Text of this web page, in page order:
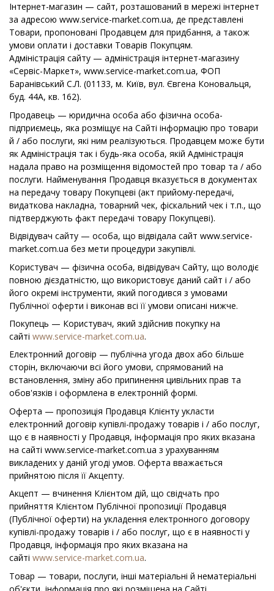
Інтернет-магазин — сайт, розташований в мережі інтернет
за адресою www.service-market.com.ua, де представлені
Товари, пропоновані Продавцем для придбання, а також
умови оплати і доставки Товарів Покупцям.
Адміністрація сайту — адміністрація інтернет-магазину
«Сервіс-Маркет», www.service-market.com.ua, ФОП
Баранівський С.Л. (01133, м. Київ, вул. Євгена Коновальця,
буд. 44А, кв. 162).
Продавець — юридична особа або фізична особа-
підприємець, яка розміщує на Сайті інформацію про товари
й / або послуги, які ним реалізуються. Продавцем може бути
як Адміністрація так і будь-яка особа, якій Адміністрація
надала право на розміщення відомостей про товар та / або
послуги. Найменування Продавця вказується в документах
на передачу товару Покупцеві (акт прийому-передачі,
видаткова накладна, товарний чек, фіскальний чек і т.п., що
підтверджують факт передачі товару Покупцеві).
Відвідувач сайту — особа, що відвідала сайт www.service-
market.com.ua без мети процедури закупівлі.
Користувач — фізична особа, відвідувач Сайту, що володіє
повною дієздатністю, що використовує даний сайт і / або
його окремі інструменти, який погодився з умовами
Публічної оферти і виконав всі її умови описані нижче.
Покупець — Користувач, який здійснив покупку на
сайті www.service-market.com.ua.
Електронний договір — публічна угода двох або більше
сторін, включаючи всі його умови, спрямований на
встановлення, зміну або припинення цивільних прав та
обов'язків і оформлена в електронній формі.
Оферта — пропозиція Продавця Клієнту укласти
електронний договір купівлі-продажу товарів і / або послуг,
що є в наявності у Продавця, інформація про яких вказана
на сайті www.service-market.com.ua з урахуванням
викладених у даній угоді умов. Оферта вважається
прийнятою після її Акцепту.
Акцепт — вчинення Клієнтом дій, що свідчать про
прийняття Клієнтом Публічної пропозиції Продавця
(Публічної оферти) на укладення електронного договору
купівлі-продажу товарів і / або послуг, що є в наявності у
Продавця, інформація про яких вказана на
сайті www.service-market.com.ua.
Товар — товари, послуги, інші матеріальні й нематеріальні
об'єкти, інформація про які розміщена на Сайті.